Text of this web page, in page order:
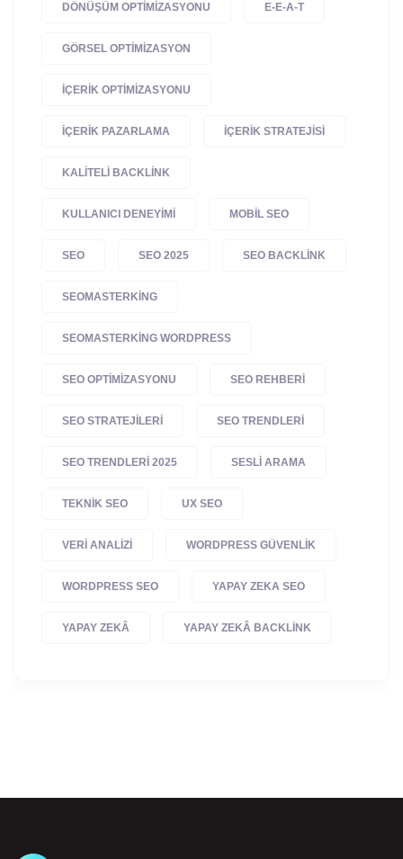
DÖNÜŞÜM OPTIMIZASYONU E-E-A-T
GÖRSEL OPTIMIZASYON
IÇERIK OPTIMIZASYONU
IÇERIK PAZARLAMA IÇERIK STRATEJISI
KALITELI BACKLINK
KULLANICI DENEYIMI MOBIL SEO
SEO SEO 2025 SEO BACKLINK
SEOMASTERKING
SEOMASTERKING WORDPRESS
SEO OPTIMIZASYONU SEO REHBERI
SEO STRATEJILERI SEO TRENDLERI
SEO TRENDLERI 2025 SESLI ARAMA
TEKNIK SEO UX SEO
VERI ANALIZI WORDPRESS GÜVENLIK
WORDPRESS SEO YAPAY ZEKA SEO
YAPAY ZEKÂ YAPAY ZEKÂ BACKLINK